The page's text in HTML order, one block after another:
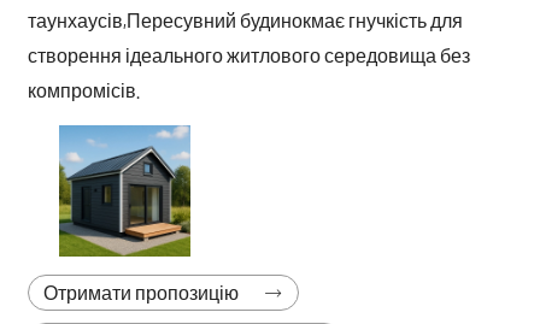
таунхаусів,Пересувний будинокмає гнучкість для
створення ідеального житлового середовища без
компромісів.
Отримати пропозицію 